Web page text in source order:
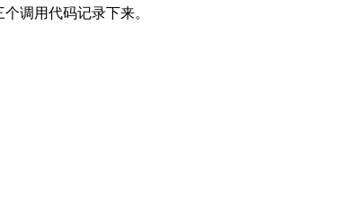
调用代码记录下来。